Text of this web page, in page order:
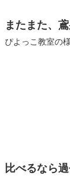
またまた、
ぴよっこ教室の
比べるなら